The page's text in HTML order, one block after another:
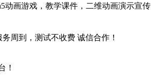
动画游戏，教学课件，二维动画演示宣
周到，测试不收费 诚信合作！
！